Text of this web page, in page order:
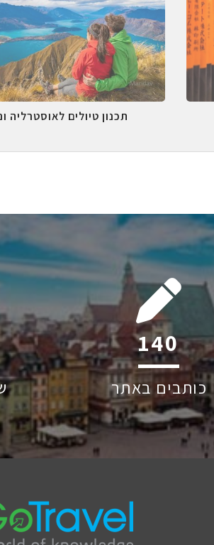
תכנון טיולים לאוסטרליה
221
כותבים באתר